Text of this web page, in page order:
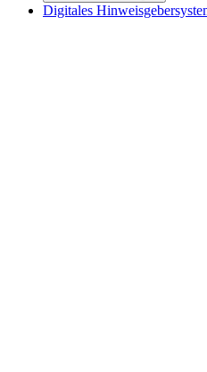
Digitales